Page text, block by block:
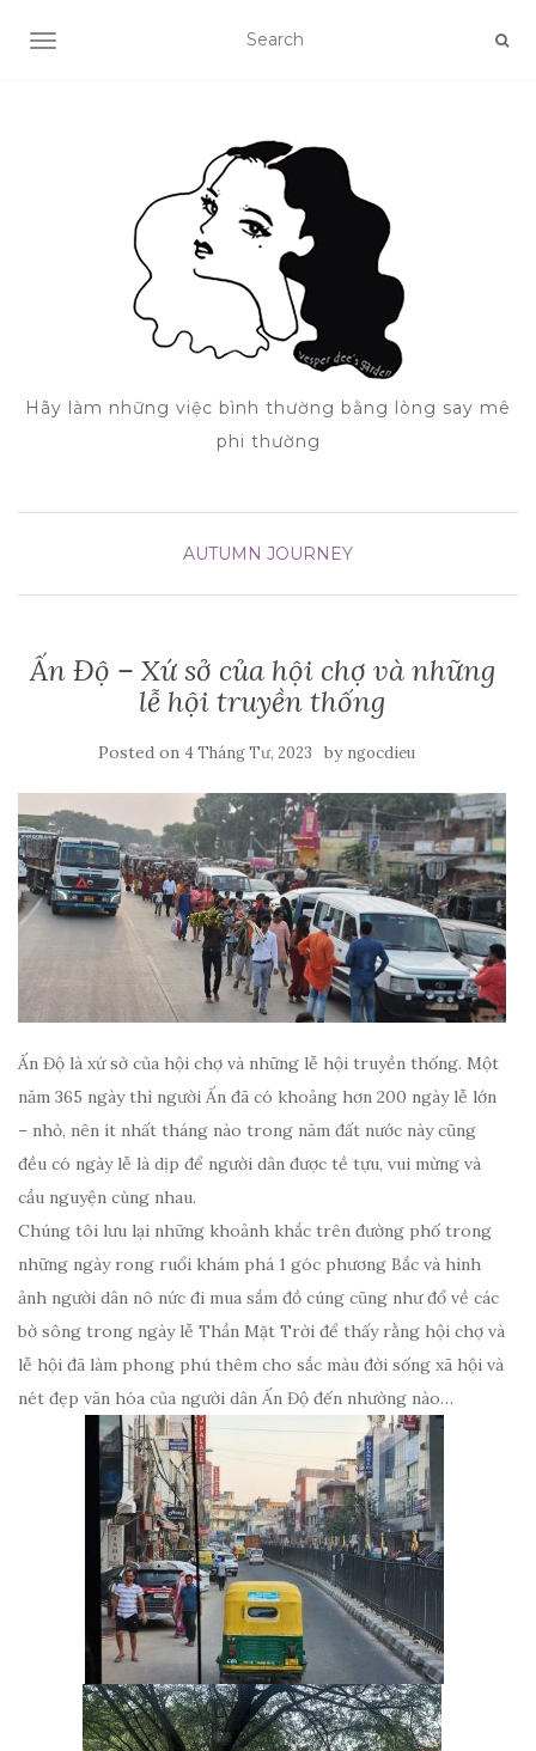
TOGGLE NAVIGATION
Hãy làm những việc bình thường bằng lòng say mê
phi thường
AUTUMN JOURNEY
Ấn Độ – Xứ sở của hội chợ và những
lễ hội truyền thống
Posted on 4 Tháng Tư, 2023 by ngocdieu
Ấn Độ là xứ sở của hội chợ và những lễ hội truyền thống. Một
năm 365 ngày thì người Ấn đã có khoảng hơn 200 ngày lễ lớn
– nhỏ, nên ít nhất tháng nào trong năm đất nước này cũng
đều có ngày lễ là dịp để người dân được tề tựu, vui mừng và
cầu nguyện cùng nhau.
Chúng tôi lưu lại những khoảnh khắc trên đường phố trong
những ngày rong ruổi khám phá 1 góc phương Bắc và hình
ảnh người dân nô nức đi mua sắm đồ cúng cũng như đổ về các
bờ sông trong ngày lễ Thần Mặt Trời để thấy rằng hội chợ và
lễ hội đã làm phong phú thêm cho sắc màu đời sống xã hội và
nét đẹp văn hóa của người dân Ấn Độ đến nhường nào…